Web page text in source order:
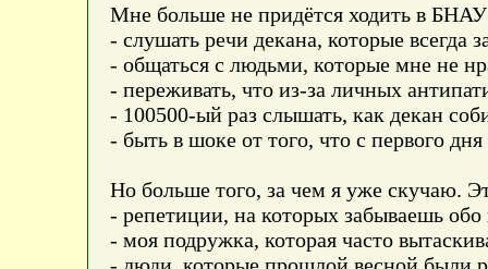
Мне больше не придётся ходить в
- слушать речи декана, которые всегда
- общаться с людьми, которые мне не
- переживать, что из-за личных
- 100500-ый раз слышать, как декан
- быть в шоке от того, что с первого
Но больше того, за чем я уже скучаю.
- репетиции, на которых забываешь
- моя подружка, которая часто
- люди, которые прошлой весной были